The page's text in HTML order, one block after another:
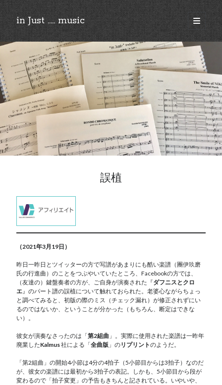
in Just ..... music
open
primary
menu
Sidebar
©︎2018-2025 by Ken’ichi MASAKADO, All rights reserved.
誤植
（2021年3月19日）
昨日一昨日とツイッターの方で写譜があまりにも酷い楽譜（團伊玖磨
氏の行進曲）のことをつぶやいていたところ、Facebookの方では、
（友達の）鍵盤奏者の方が、ご自身が演奏された『ダフニスとクロ
エ』のパート譜の誤植について触れておられた。老婆心ながらちょっ
と調べてみると、初版の際のミス（チェック漏れ）が修正されずにい
るのではないか、ということが分かった（もちろん、断定はできな
い）。
彼女が演奏なさったのは「第2組曲 」。実際に使用された楽譜は一昨年
廃業したKalmus社による「全曲版 」のリプリントのようだ。
「第2組曲」の開始4小節は4分の4拍子（5小節目からは3拍子）なのだ
が、彼女の楽譜には最初から3拍子の表記。しかも、5小節目から段が
変わるので「拍子変更」の予告もきちんと記されている。いやいや、